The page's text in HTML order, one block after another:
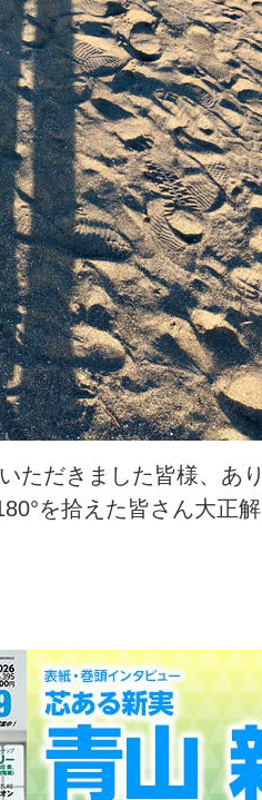
ただきました皆様、あ
を拾えた皆さん大正